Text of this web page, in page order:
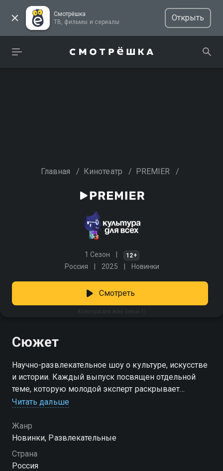
Смотрёшка
ТВ, фильмы и сериалы
Открыть
Главная / Кинотеатр / PREMIER /
1 Сезон 12+
Россия 2025 Новинки
Культура для всех (сезон 1)
Смотреть
Сюжет
Научно-развлекательное шоу о культуре, искусстве
и истории. Каждый выпуск посвящен отдельной
теме, которую молодой эксперт раскрывает
популярному блогеру. Затем лидер мнений должен
шоу.
Посмотреть онлайн 1 сезон сериала Культура для
всех вы можете совершенно бесплатно в хорошем
Читать дальше
Жанр
Новинки, Развлекательные
Страна
Россия